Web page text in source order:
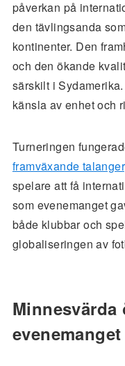
påverkan på
den tävlingsanda
kontinenter. Den
och den ökande
särskilt i
känsla av enhet och
Turneringen
framväxande talanger
spelare att få
som evenemanget
både klubbar och
globaliseringen av
evenemanget